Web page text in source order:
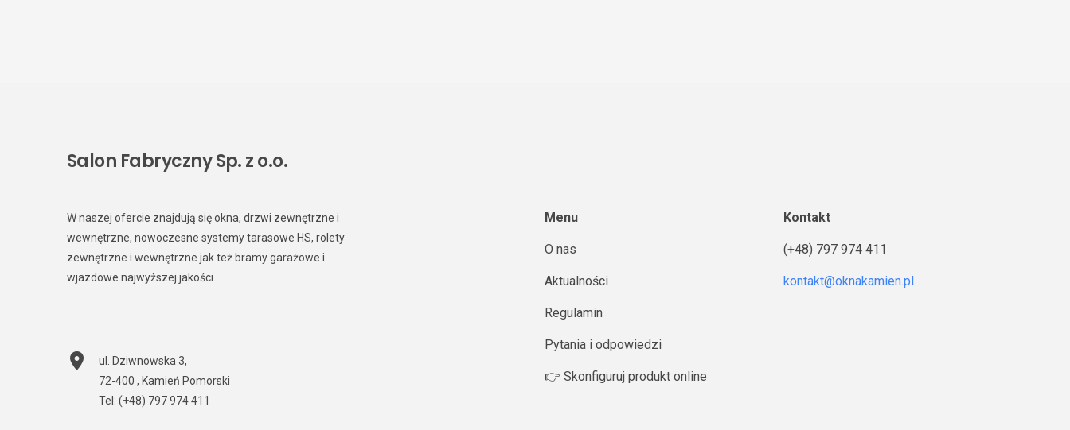
Salon Fabryczny Sp. z o.o.
W naszej ofercie znajdują się okna, drzwi zewnętrzne i
wewnętrzne, nowoczesne systemy tarasowe HS, rolety
zewnętrzne i wewnętrzne jak też bramy garażowe i
wjazdowe najwyższej jakości.
ul. Dziwnowska 3,
72-400 , Kamień Pomorski
Tel: (+48) 797 974 411
Menu
O nas
Aktualności
Regulamin
Pytania i odpowiedzi
👉 Skonfiguruj produkt online
Kontakt
(+48) 797 974 411